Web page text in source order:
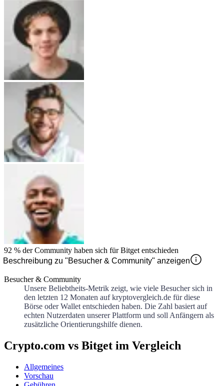
92 % der Community haben sich fürBitget entschieden
Beschreibung zu "Besucher & Community" anzeigen
Besucher & Community
Unsere Beliebtheits-Metrik zeigt, wie viele Besucher sich in
den letzten 12 Monaten auf kryptovergleich.de für diese
Börse oder Wallet entschieden haben. Die Zahl basiert auf
echten Nutzerdaten unserer Plattform und soll Anfängern als
zusätzliche Orientierungshilfe dienen.
Crypto.com vs Bitget im Vergleich
Allgemeines
Vorschau